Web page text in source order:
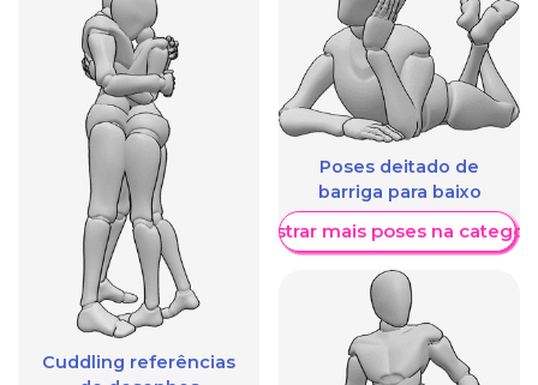
Cuddling referências
Poses deitado de
barriga para baixo
Mostrar mais poses na